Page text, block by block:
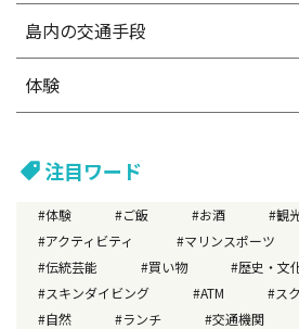
島内の交通手段
体験
注目ワード
体験 ご飯 お酒 観
アクティビティ
マリンスポーツ
伝統芸能
買い物
歴史・文
スキンダイビング
ATM
ス
自然
ランチ 交通機関